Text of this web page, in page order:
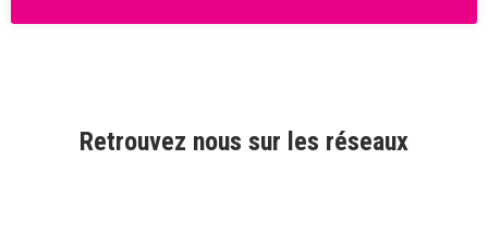
Retrouvez nous sur les réseaux